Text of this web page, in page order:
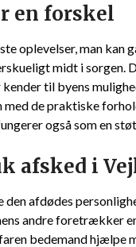
en forskel
oplevelser, man kan
midt i sorgen.
kender til byens
de praktiske
også som en
afsked i
afdødes
andre foretrækker
bedemand hjælpe